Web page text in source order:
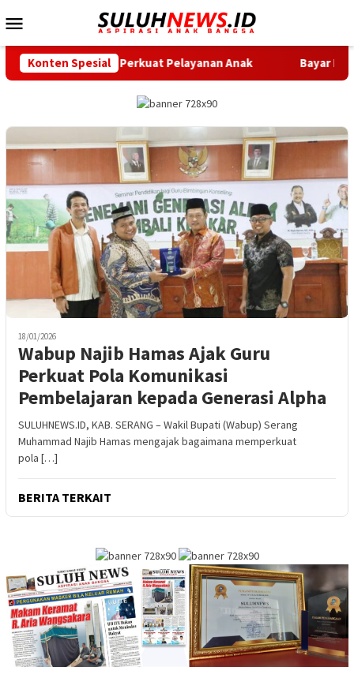
ke
Mobile
Konten Spesial
Perkuat Pelayanan Anak Bayar Pajak Kini Makin
18/01/2026
Wabup Najib Hamas Ajak Guru
Perkuat Pola Komunikasi
Pembelajaran kepada Generasi Alpha
SULUHNEWS.ID, KAB. SERANG – Wakil Bupati (Wabup) Serang
Muhammad Najib Hamas mengajak bagaimana memperkuat
pola […]
BERITA TERKAIT